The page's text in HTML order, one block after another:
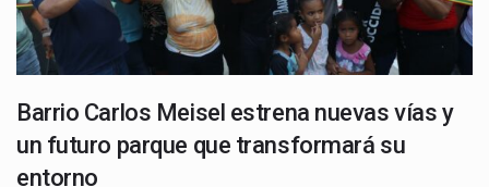
Barrio Carlos Meisel estrena nuevas vías y
un futuro parque que transformará su
entorno